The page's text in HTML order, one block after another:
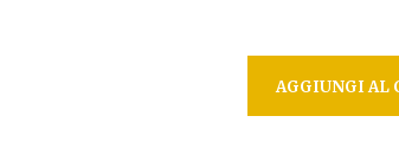
AGGIUNGI AL